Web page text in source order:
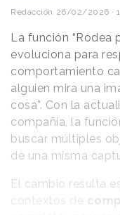
Redacción 26/02/2026 ·
La función “Rodea
evoluciona para
comportamiento
alguien mira una
cosa”. Con la
compañía, la
buscar múltiples
de una misma
El cambio resulta
contextos de